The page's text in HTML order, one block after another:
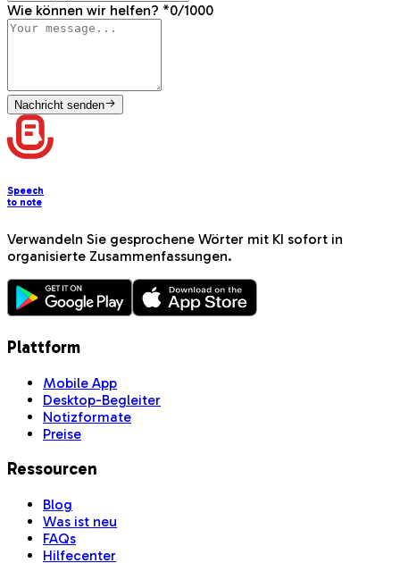
Wie können wir helfen? *0/1000
Nachricht senden
Speech
to note
Verwandeln Sie gesprochene Wörter mit KI sofort in
organisierte Zusammenfassungen.
Plattform
Mobile App
Desktop-Begleiter
Notizformate
Preise
Ressourcen
Blog
Was ist neu
FAQs
Hilfecenter